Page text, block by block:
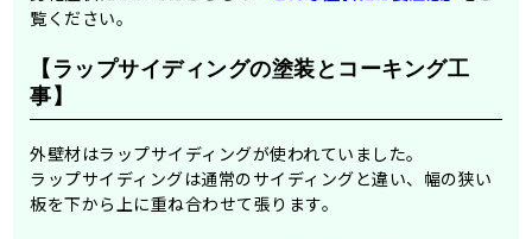
覧ください。
【ラップサイディングの塗装とコーキング工
事】
外壁材はラップサイディングが使われていました。
ラップサイディングは通常のサイディングと違い、幅の狭い
板を下から上に重ね合わせて張ります。